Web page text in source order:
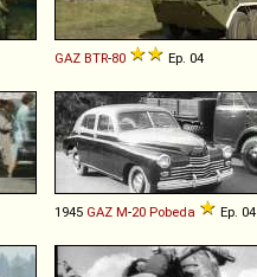
GAZ BTR-80 Ep. 04
1945 GAZ M-20 Pobeda Ep. 04